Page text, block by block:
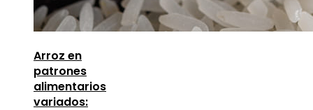
Arroz en
patrones
alimentarios
variados: